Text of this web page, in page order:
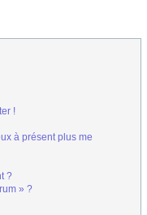
!
à présent plus me
?
» ?